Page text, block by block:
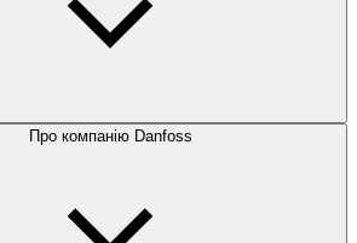
Про компанію Danfoss